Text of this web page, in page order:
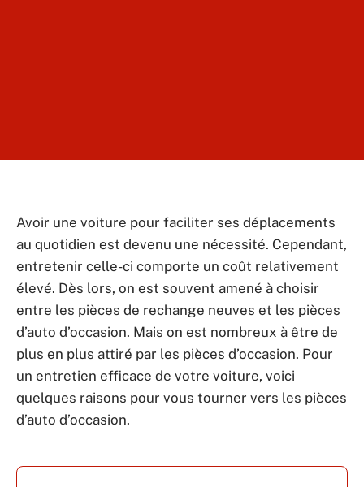
Avoir une voiture pour faciliter ses déplacements
au quotidien est devenu une nécessité. Cependant,
entretenir celle-ci comporte un coût relativement
élevé. Dès lors, on est souvent amené à choisir
entre les pièces de rechange neuves et les pièces
d’auto d’occasion. Mais on est nombreux à être de
plus en plus attiré par les pièces d’occasion. Pour
un entretien efficace de votre voiture, voici
quelques raisons pour vous tourner vers les pièces
d’auto d’occasion.